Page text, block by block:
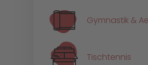
Gymnastik &
Tischtennis